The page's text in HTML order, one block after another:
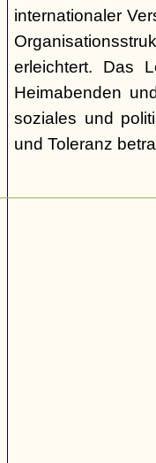
internationaler
erleichtert. Das
Heimabenden
soziales und
und Toleranz